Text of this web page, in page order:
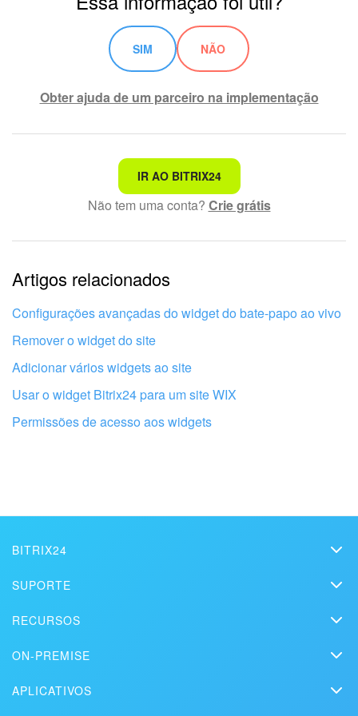
Novidades do Helpdesk (arquivo)
SIM NÃO
Obter ajuda de um parceiro na implementação
Não é o que estou procurando
Texto complexo e incompreensível
Informações estão desatualizadas
Explicação muito breve, preciso de mais informações
Não gosto de como esta ferramenta funciona
Obtenha seu Bitrix24 configurado por
IR AO BITRIX24
Não tem uma conta? Crie grátis
Artigos relacionados
Configurações avançadas do widget do bate-papo ao vivo
Remover o widget do site
Adicionar vários widgets ao site
Usar o widget Bitrix24 para um site WIX
Permissões de acesso aos widgets
BITRIX24
Kit de mídia
Contato
SUPORTE
Vídeos explicativos
Contate o suporte
RECURSOS
Soluções
ON-PREMISE
APLICATIVOS